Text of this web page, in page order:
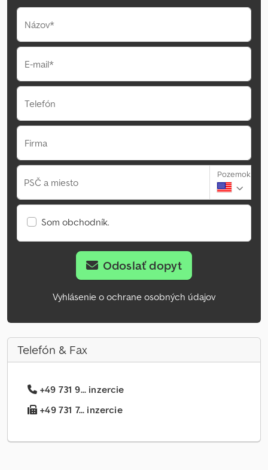
Názov*
E-mail*
Telefón
Firma
PSČ a miesto
Pozemok
Som obchodník.
Odoslať dopyt
Vyhlásenie o ochrane osobných údajov
Telefón & Fax
+49 731 9... inzercie
+49 731 7... inzercie